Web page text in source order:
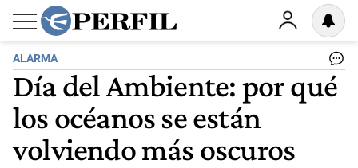
ALARMA
Día del Ambiente: por qué
los océanos se están
volviendo más oscuros